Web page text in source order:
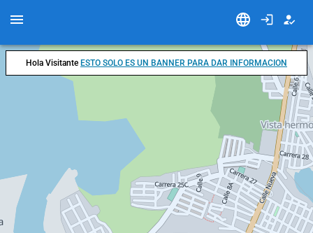
Hola Visitante ESTO SOLO ES UN BANNER PARA DAR INFORMACION